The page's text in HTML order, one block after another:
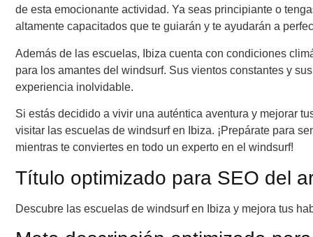
de esta emocionante actividad. Ya seas principiante o
altamente capacitados que te guiarán y te ayudarán a
Además de las escuelas, Ibiza cuenta con condiciones
para los amantes del windsurf. Sus vientos constantes y
experiencia inolvidable.
Si estás decidido a vivir una auténtica aventura y mejorar
visitar las escuelas de windsurf en Ibiza. ¡Prepárate para
mientras te conviertes en todo un experto en el windsurf!
Título optimizado para SEO del
Descubre las escuelas de windsurf en Ibiza y mejora tus